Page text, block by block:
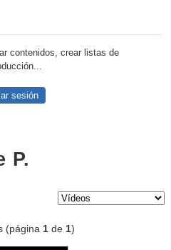
contenidos, crear listas de
sesión
P.
(página1 de1)